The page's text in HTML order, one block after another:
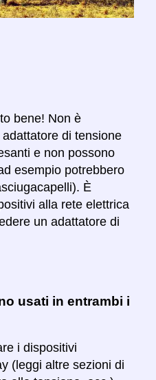
bene! Non è
di tensione
e non possono
esempio potrebbero
È
alla rete elettrica
un adattatore di
usati in entrambi i
i dispositivi
(leggi altre sezioni di